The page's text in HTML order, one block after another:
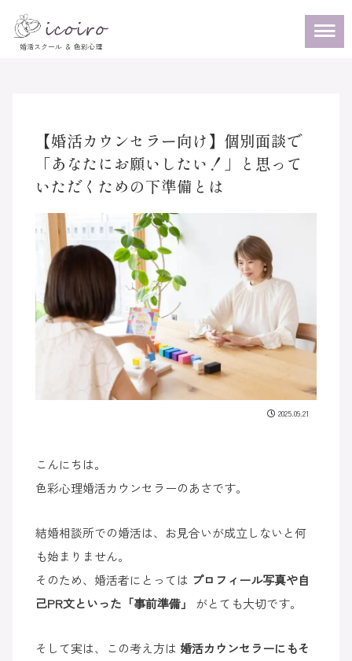
【婚活カウンセラー向け】個別面談で
「あなたにお願いしたい！」と思って
いただくための下準備とは
2025.09.21
こんにちは。
色彩心理婚活カウンセラーのあさです。
結婚相談所での婚活は、お見合いが成立しないと何
も始まりません。
そのため、婚活者にとっては プロフィール写真や自
己PR文といった「事前準備」
がとても大切です。
そして実は、この考え方は 婚活カウンセラーにもそ